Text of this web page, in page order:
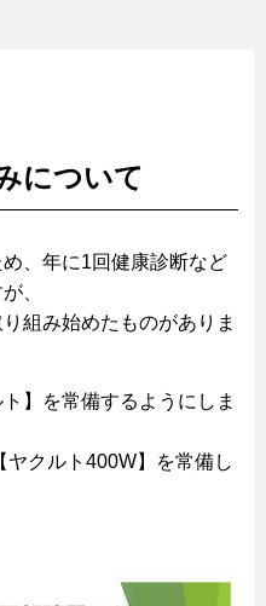
について
、年に1回健康診断など
、
組み始めたものがありま
】を常備するようにしま
クルト400W】を常備し